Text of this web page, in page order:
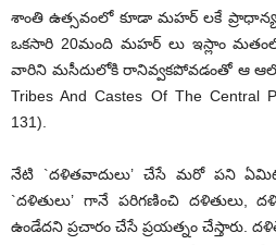
శాంతి ఉత్సవంలో కూడా మహర్ లకే
ఒకసారి 20మంది మహర్ లు ఇస్లాం
వారిని మసీదులోకి రానివ్వకపోవడంతో ఆ
Tribes And Castes Of The Central
131).
నేటి `దళితవాదులు’ చేసే మరో పని
`దళితులు’ గానే పరిగణించి దళితులు,
ఉండేదని ప్రచారం చేసే ప్రయత్నం చేస్తారు.